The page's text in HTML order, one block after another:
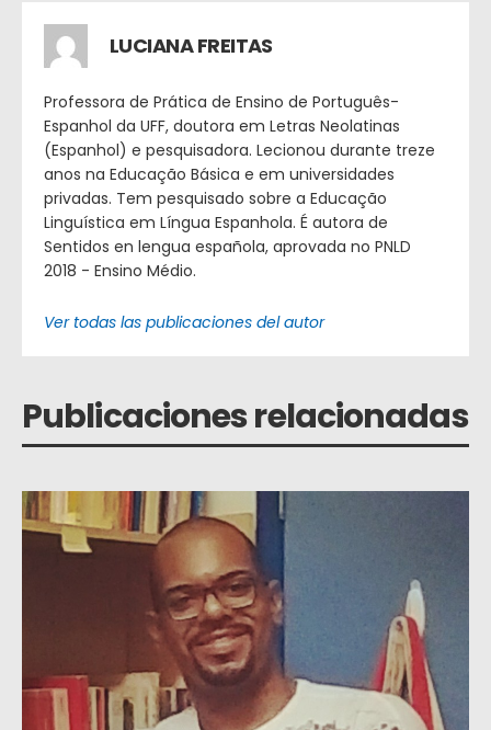
LUCIANA FREITAS
Professora de Prática de Ensino de Português-
Espanhol da UFF, doutora em Letras Neolatinas
(Espanhol) e pesquisadora. Lecionou durante treze
anos na Educação Básica e em universidades
privadas. Tem pesquisado sobre a Educação
Linguística em Língua Espanhola. É autora de
Sentidos en lengua española, aprovada no PNLD
2018 - Ensino Médio.
Ver todas las publicaciones del autor
Publicaciones relacionadas